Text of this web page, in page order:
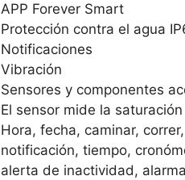
APP Forever Smart
Protección contra el agua
Notificaciones
Vibración
Sensores y componentes
El sensor mide la
Hora, fecha, caminar,
notificación, tiempo,
alerta de inactividad,